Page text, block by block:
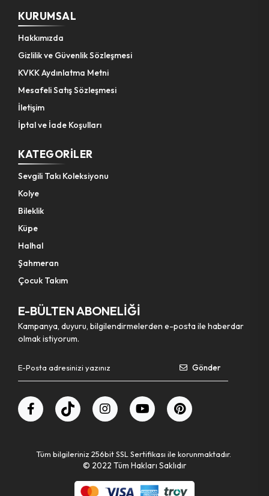
KURUMSAL
Hakkımızda
Gizlilik ve Güvenlik Sözleşmesi
KVKK Aydınlatma Metni
Mesafeli Satış Sözleşmesi
İletişim
İptal ve İade Koşulları
KATEGORILER
Sevgili Takı Koleksiyonu
Kolye
Bileklik
Küpe
Halhal
Şahmeran
Çocuk Takım
E-BÜLTEN ABONELİĞİ
Kampanya, duyuru, bilgilendirmelerden e-posta ile haberdar
olmak istiyorum.
Gönder
Tüm bilgileriniz 256bit SSL Sertifikası ile korunmaktadır.
© 2022 Tüm Hakları Saklıdır